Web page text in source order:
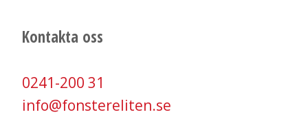
Kontakta oss
0241-200 31
info@fonstereliten.se